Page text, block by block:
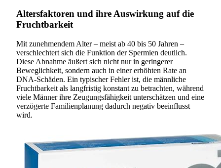
Altersfaktoren und ihre Auswirkung auf die
Fruchtbarkeit
Mit zunehmendem Alter – meist ab 40 bis 50 Jahren –
verschlechtert sich die Funktion der Spermien deutlich.
Diese Abnahme äußert sich nicht nur in geringerer
Beweglichkeit, sondern auch in einer erhöhten Rate an
DNA-Schäden. Ein typischer Fehler ist, die männliche
Fruchtbarkeit als langfristig konstant zu betrachten, während
viele Männer ihre Zeugungsfähigkeit unterschätzen und eine
verzögerte Familienplanung dadurch negativ beeinflusst
wird.